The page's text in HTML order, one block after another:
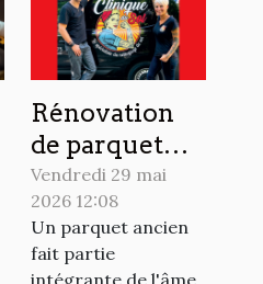
Rénovation
de parquet
ancien à
Rouen : faites
confiance à La
Clinique du
Vendredi 29 mai
2026 12:08
Un parquet ancien
fait partie
intégrante de l'âme